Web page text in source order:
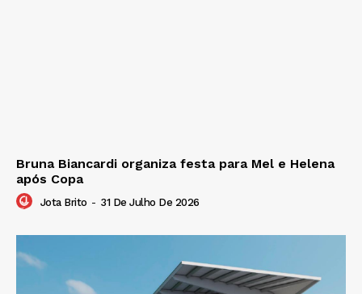
Bruna Biancardi organiza festa para Mel e Helena
após Copa
Jota Brito - 31 De Julho De 2026